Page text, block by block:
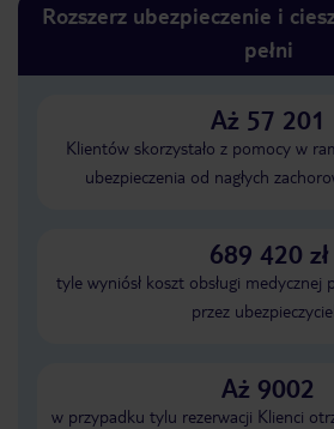
Rozszerz ubezpieczenie i
pełni
Aż 57 201
Klientów skorzystało z pomocy w
ubezpieczenia od nagłych
689 420 zł
tyle wyniósł koszt obsługi
przez
Aż 9002
w przypadku tylu rezerwacji Klienci